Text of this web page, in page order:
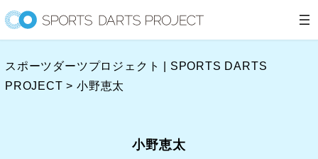
内
容
ス
キ
スポーツダーツプロジェクト | SPORTS DARTS
PROJECT >小野恵太
小野恵太